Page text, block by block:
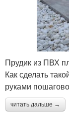
Прудик из ПВХ
Как сделать
руками
читать дальше →